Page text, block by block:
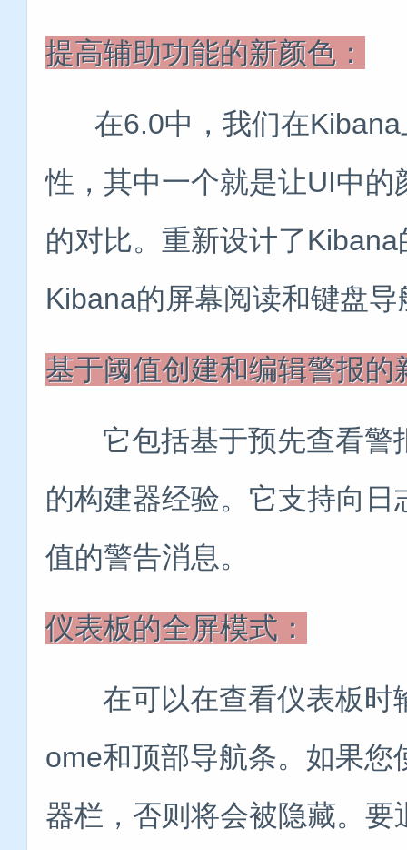
提高辅助功能的新颜色：
在6.0中，我们在Kibana
性，其中一个就是让UI中
的对比。重新设计了
Kibana的屏幕阅读和键盘导
基于阈值创建和编辑警报的
它包括基于预先查看警
的构建器经验。它支持向
值的警告消息。
仪表板的全屏模式：
在可以在查看仪表板时
ome和顶部导航条。如果
器栏，否则将会被隐藏。